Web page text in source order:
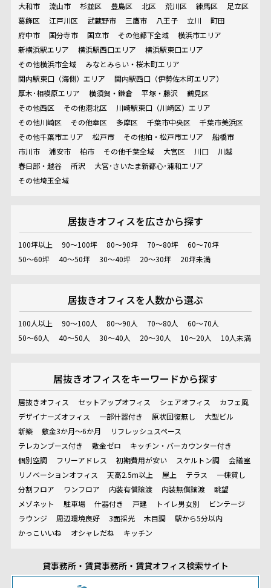
大和市
流山市 杉並区 豊島区 北区 荒川区 練馬区
足立区
葛飾区
江戸川区 武蔵野市 三鷹市 八王子 立川
町田
府中市
国分寺市 国立市 その他都下全域
横浜市エリア
新横浜駅エリア
横浜駅西口エリア
横浜駅東口エリア
その他横浜市全域
みなとみらい・桜木町エリア
関内駅東口（海側）エリア
関内駅西口（伊勢佐木町エリア）
厚木･相模原エリア
横須賀・鎌倉 平塚・藤沢
鶴見区
その他西区
その他港北区
川崎駅東口（川崎区）エリア
その他川崎区
その他幸区 多摩区 千葉市中央区
千葉市美浜区
その他千葉市エリア
松戸市 その他柏・松戸市エリア
船橋市
市川市
浦安市 柏市 その他千葉全域 大宮区 川口
川越
春日部・越谷
所沢
大宮･さいたま新都心･浦和エリア
その他埼玉全域
居抜きオフィスを広さから探す
100坪以上 90～100坪 80～90坪 70～80坪
60～70坪
50～60坪
40～50坪 30～40坪 20～30坪 20坪未満
居抜きオフィスを人数から選ぶ
100人以上 90～100人 80～90人 70～80人
60～70人
50～60人
40～50人 30～40人 20～30人 10～20人 10人未満
居抜きオフィスをキーワードから探す
居抜きオフィス セットアップオフィス シェアオフィス
カフェ風
デザイナーズオフィス
一部什器付き 原状回復無し
大型ビル
新築
敷金3か月～6か月
リフレッシュスペース
テレカンブース付き
敷金ゼロ
キッチン・バーカウンター付き
個別空調
フリーアドレス 初期費用が安い スケルトン調
会議室
リノベーションオフィス
天高2.5m以上 屋上 テラス
一棟貸し
分割フロア
ワンフロア 内装有償譲渡 内装無償譲渡
眺望
メゾネット
駐車場 什器付き 戸建 トイレ男女別
ビンテージ
ラウンジ
周辺環境良好 3面採光 木目調
駅から5分以内
かっこいいね
オシャレだね キッチン
貸事務所・賃貸事務所・賃貸オフィス検索サイト